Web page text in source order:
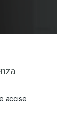
accise